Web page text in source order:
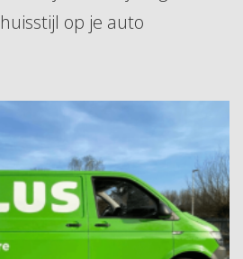
op je auto